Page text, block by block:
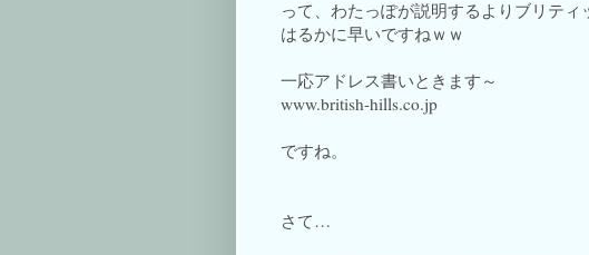
って、わたっぽが説明するよりブリテ
はるかに早いですねｗｗ
一応アドレス書いときます～
www.british-hills.co.jp
ですね。
さて…